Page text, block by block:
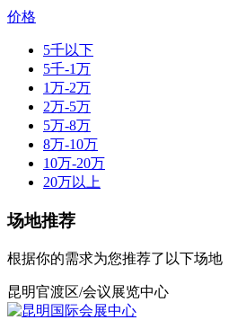
价格
5千以下
5千-1万
1万-2万
2万-5万
5万-8万
8万-10万
10万-20万
20万以上
场地推荐
根据你的需求为您推荐了以下场地
昆明官渡区/会议展览中心